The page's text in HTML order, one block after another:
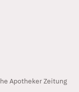
Apotheker Zeitung